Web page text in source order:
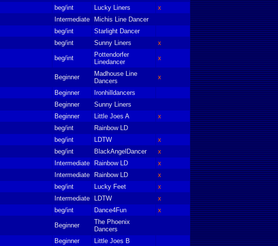
beg/int Lucky Liners
x
Intermediate
Michis Line Dancer
beg/int
Starlight Dancer
beg/int Sunny Liners x
beg/int
Pottendorfer
Linedancer
x
Beginner
Madhouse Line
Dancers
x
Beginner
Ironhilldancers
Beginner
Sunny Liners
Beginner Little Joes A
x
beg/int
Rainbow LD
beg/int LDTW
x
beg/int BlackAngelDancer
x
Intermediate Rainbow LD
x
Intermediate Rainbow LD
x
beg/int Lucky Feet
x
Intermediate LDTW
x
beg/int Dance4Fun x
Beginner
The Phoenix
Dancers
Beginner
Little Joes B